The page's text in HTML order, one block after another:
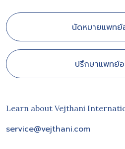
นัดหมายแพทย์
ปรึกษาแพทย์
Learn about Vejthani
service@vejthani.com